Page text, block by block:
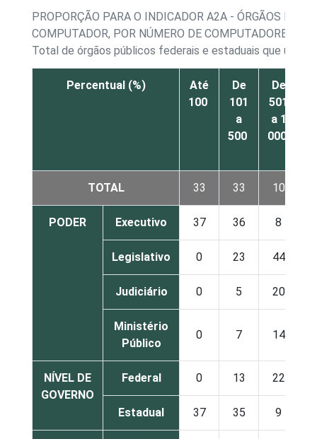
PROPORÇÃO PARA O INDICADOR A2A - ÓRGÃOS
COMPUTADOR, POR NÚMERO DE COMPUTADORES
Total de órgãos públicos federais e estaduais que
Percentual (%)
Até
100
De
101
a
500
De
501
a 1
000
TOTAL 33 33 10
PODER Executivo 37 36 8
Legislativo 0 23 44
Judiciário 0 5 20
Ministério
Público
0 7 14
NÍVEL DE
GOVERNO
Federal 0 13 22
Estadual 37 35 9